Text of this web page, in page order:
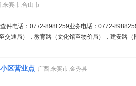
,来宾市,合山市
件电话：0772-8988259业务电话：0772-
交通局），教育路（文化馆至物价局），建安路
区营业点 广西,来宾市,金秀县